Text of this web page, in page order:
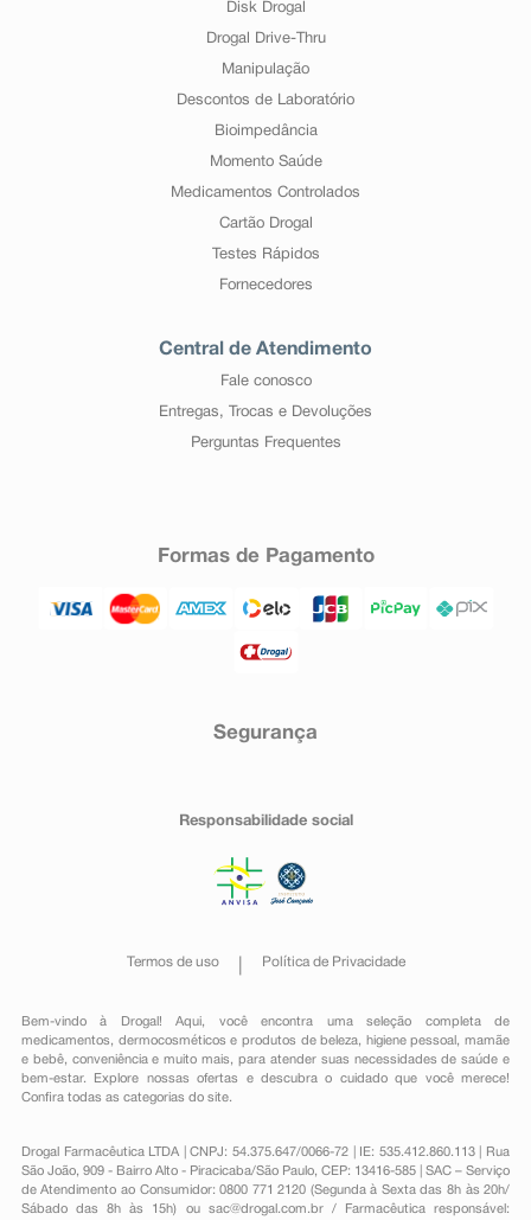
Disk Drogal
Drogal Drive-Thru
Manipulação
Descontos de Laboratório
Bioimpedância
Momento Saúde
Medicamentos Controlados
Cartão Drogal
Testes Rápidos
Fornecedores
Central de Atendimento
Fale conosco
Entregas, Trocas e Devoluções
Perguntas Frequentes
Formas de Pagamento
Segurança
Responsabilidade social
Termos de uso Política de Privacidade
Bem-vindo à Drogal! Aqui, você encontra uma seleção completa de
medicamentos , dermocosméticos e produtos de beleza, higiene pessoal ,mamãe
e bebê, conveniênciae muito mais, para atender suas necessidades de saúde e
bem-estar. Explore nossas ofertas e descubra o cuidado que você merece!
Confira todas as categorias do site.
Drogal Farmacêutica LTDA | CNPJ: 54.375.647/0066-72 | IE: 535.412.860.113 | Rua
São João, 909 - Bairro Alto - Piracicaba/São Paulo, CEP: 13416-585 | SAC – Serviço
de Atendimento ao Consumidor: 0800 771 2120 (Segunda à Sexta das 8h às 20h/
Sábado das 8h às 15h) ou sac@drogal.com.br/ Farmacêutica responsável: